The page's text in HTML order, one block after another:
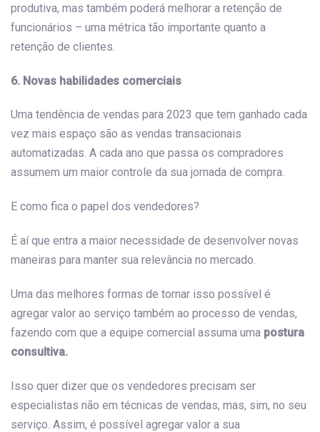
produtiva, mas também poderá melhorar a retenção de
funcionários – uma métrica tão importante quanto a
retenção de clientes.
6. Novas habilidades comerciais
Uma tendência de vendas para 2023 que tem ganhado cada
vez mais espaço são as vendas transacionais
automatizadas. A cada ano que passa os compradores
assumem um maior controle da sua jornada de compra.
E como fica o papel dos vendedores?
É aí que entra a maior necessidade de desenvolver novas
maneiras para manter sua relevância no mercado.
Uma das melhores formas de tornar isso possível é
agregar valor ao serviço também ao processo de vendas,
fazendo com que a equipe comercial assuma uma postura
consultiva.
Isso quer dizer que os vendedores precisam ser
especialistas não em técnicas de vendas, mas, sim, no seu
serviço. Assim, é possível agregar valor a sua